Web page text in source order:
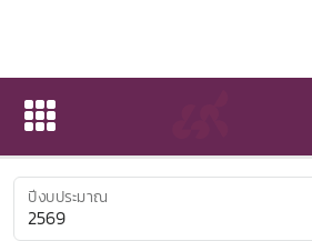
ค้นหาตามปีงบประมาณ
ปีงบประมาณ